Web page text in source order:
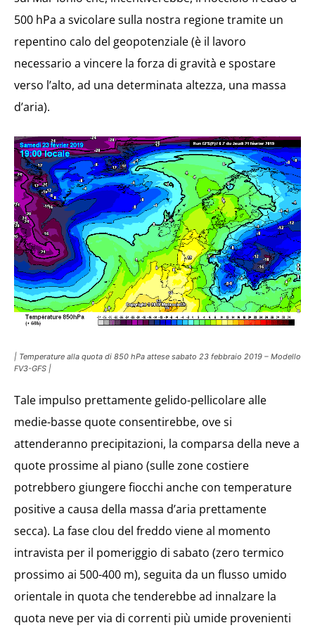
500 hPa a svicolare sulla nostra regione tramite un
repentino calo del geopotenziale (è il lavoro
necessario a vincere la forza di gravità e spostare
verso l’alto, ad una determinata altezza, una massa
d’aria).
| Temperature alla quota di 850 hPa attese sabato 23 febbraio 2019 – Modello
FV3-GFS |
Tale impulso prettamente gelido-pellicolare alle
medie-basse quote consentirebbe, ove si
attenderanno precipitazioni, la comparsa della neve a
quote prossime al piano (sulle zone costiere
potrebbero giungere fiocchi anche con temperature
positive a causa della massa d’aria prettamente
secca). La fase clou del freddo viene al momento
intravista per il pomeriggio di sabato (zero termico
prossimo ai 500-400 m), seguita da un flusso umido
orientale in quota che tenderebbe ad innalzare la
quota neve per via di correnti più umide provenienti